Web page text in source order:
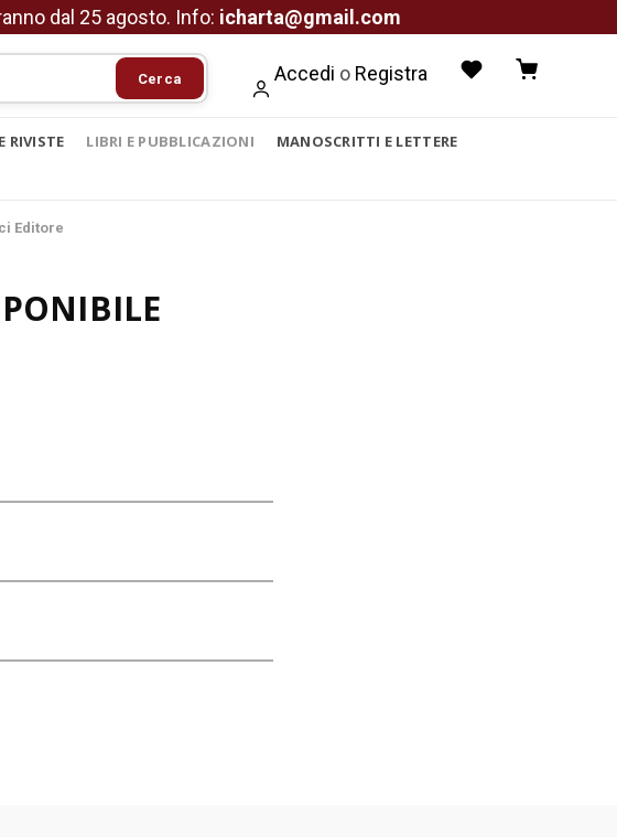
dal 25 agosto. Info: icharta@gmail.com
Cerca Accedi o Registra
RIVISTE LIBRI E PUBBLICAZIONI
MANOSCRITTI E LETTERE
Editore